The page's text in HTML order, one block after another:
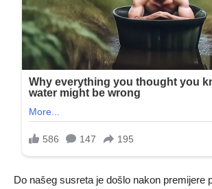
Do našeg susreta je došlo nakon premijere